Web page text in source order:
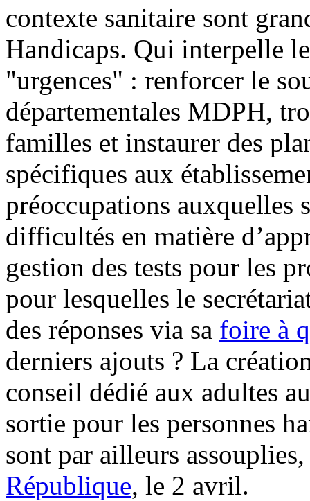
contexte sanitaire sont
Handicaps. Qui interpelle
"urgences" : renforcer le
départementales MDPH,
familles et instaurer des
spécifiques aux
préoccupations auxquelles
difficultés en matière
gestion des tests pour les
pour lesquelles le
des réponses via sa foire à
derniers ajouts ? La
conseil dédié aux adultes
sortie pour les personnes
sont par ailleurs
République, le 2 avril.